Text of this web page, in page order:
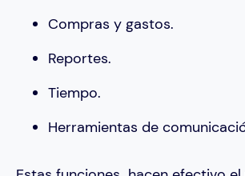
Compras y gastos.
Reportes.
Tiempo.
Herramientas de